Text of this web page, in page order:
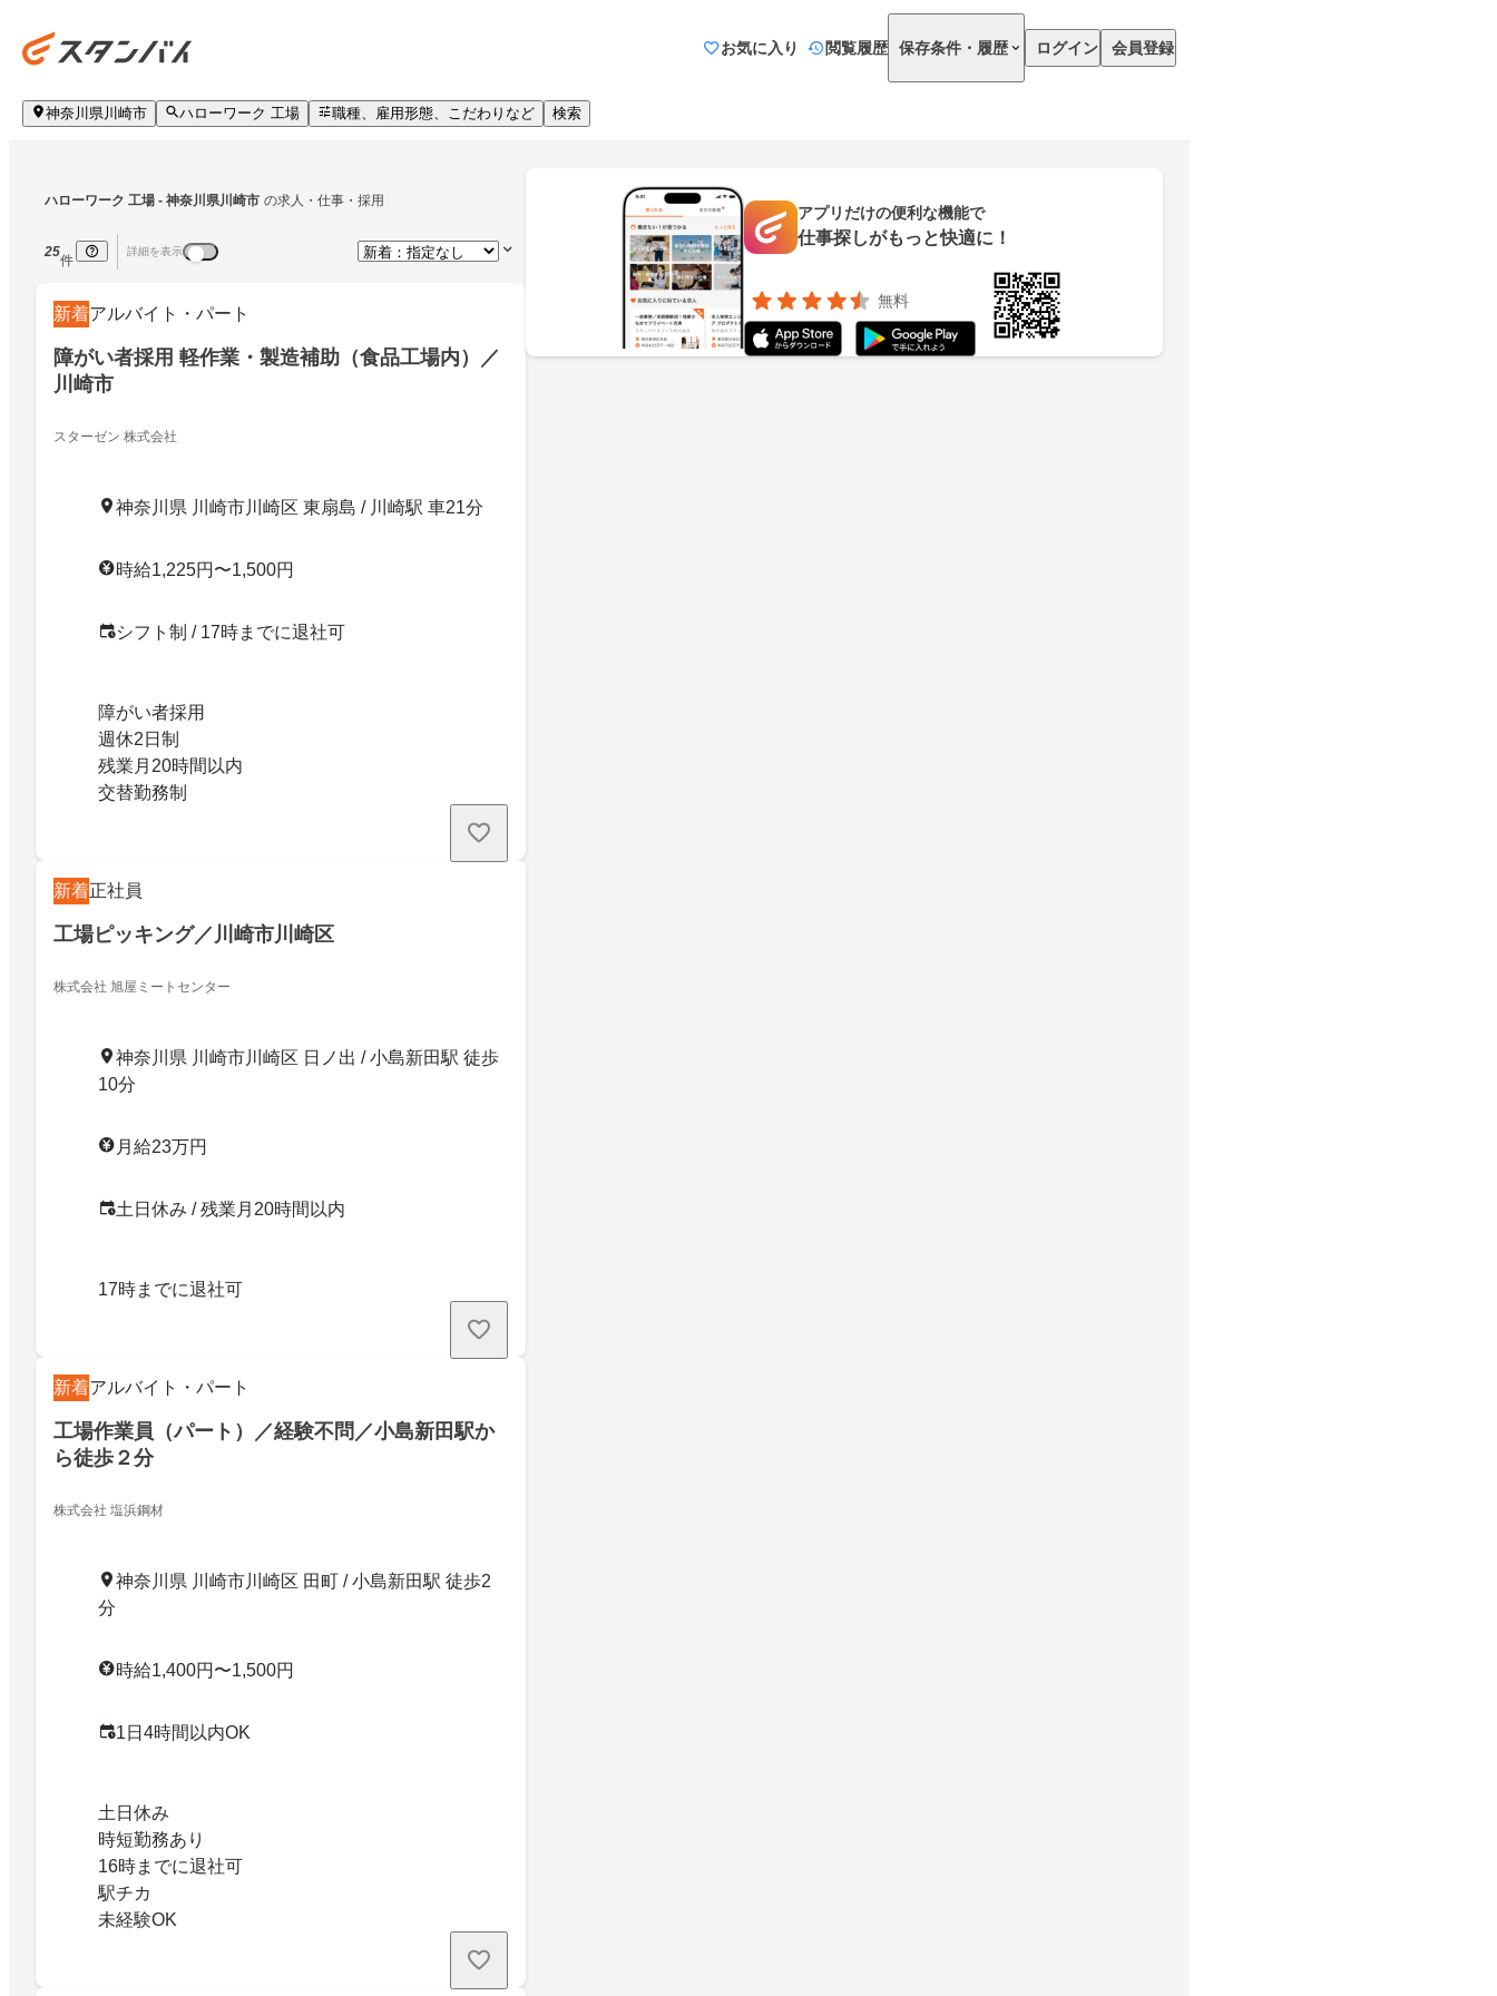
お気に入り 閲覧履歴 保存条件・履歴 ログイン 会員登録
神奈川県川崎市 ハローワーク 工場 職種、雇用形態、こだわりなど 検索
ハローワーク 工場 - 神奈川県川崎市 の求人・仕事・採用
25
件
詳細を表示
新着アルバイト・パート
障がい者採用 軽作業・製造補助（食品工場内）／
川崎市
スターゼン 株式会社
神奈川県 川崎市川崎区 東扇島 / 川崎駅 車21分
時給1,225円〜1,500円
シフト制 / 17時までに退社可
障がい者採用
週休2日制
残業月20時間以内
交替勤務制
新着正社員
工場ピッキング／川崎市川崎区
株式会社 旭屋ミートセンター
神奈川県 川崎市川崎区 日ノ出 / 小島新田駅 徒歩
10分
月給23万円
土日休み / 残業月20時間以内
17時までに退社可
新着アルバイト・パート
工場作業員（パート）／経験不問／小島新田駅か
ら徒歩２分
株式会社 塩浜鋼材
神奈川県 川崎市川崎区 田町 / 小島新田駅 徒歩2
分
時給1,400円〜1,500円
1日4時間以内OK
土日休み
時短勤務あり
16時までに退社可
駅チカ
未経験OK
アプリだけの便利な機能で
仕事探しがもっと快適に！
無料